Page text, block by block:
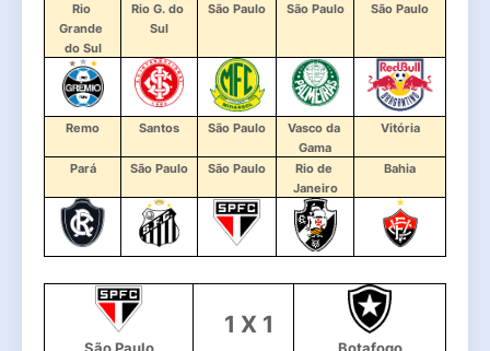
Rio
Grande
do Sul
Rio G. do
Sul
São Paulo São Paulo São Paulo
Remo Santos São Paulo
Vasco da
Gama
Vitória
Pará São Paulo São Paulo
Rio de
Janeiro
Bahia
1 X 1